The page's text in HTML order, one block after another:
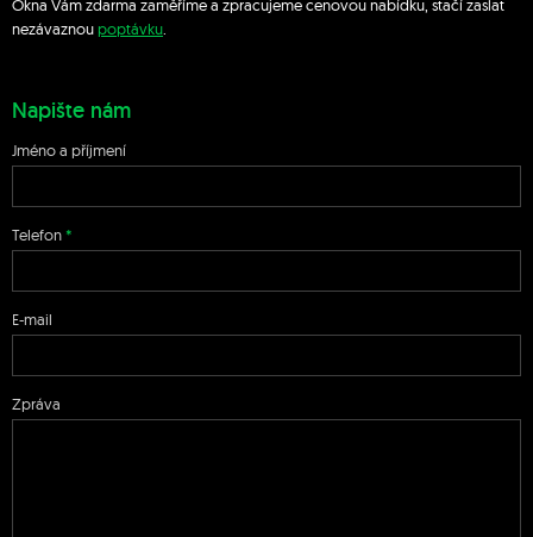
Okna Vám zdarma zaměříme a zpracujeme cenovou nabídku, stačí zaslat
nezávaznoupoptávku
Napište nám
Jméno a příjmení
Telefon
E-mail
Zpráva